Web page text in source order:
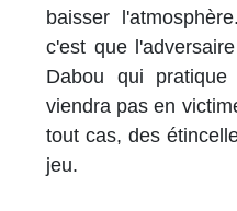
baisser
c'est que
Dabou qui
viendra pas en
tout cas, des
jeu.